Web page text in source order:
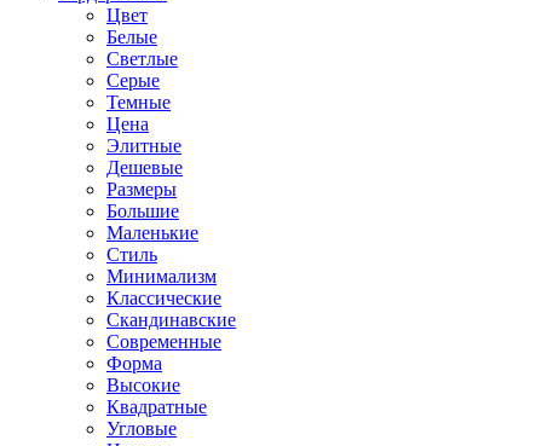
Цвет
Белые
Светлые
Серые
Темные
Цена
Элитные
Дешевые
Размеры
Большие
Маленькие
Стиль
Минимализм
Классические
Скандинавские
Современные
Форма
Высокие
Квадратные
Угловые